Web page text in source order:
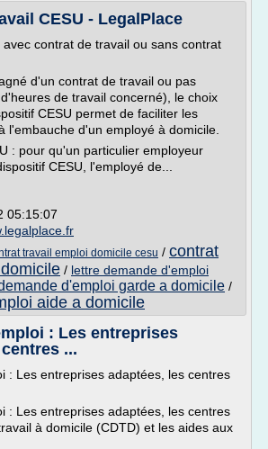
CESU - LegalPlace
avec contrat de travail ou sans contrat
d'un contrat de travail ou pas
de travail concerné), le choix
CESU permet de faciliter les
l'embauche d'un employé à domicile.
: pour qu'un particulier employeur
CESU, l'employé de...
05:15:07
travail emploi domicile cesu / contrat
/ lettre demande d'emploi
d'emploi garde a domicile /
aide a domicile
: Les entreprises
...
: Les entreprises adaptées, les centres
: Les entreprises adaptées, les centres
à domicile (CDTD) et les aides aux